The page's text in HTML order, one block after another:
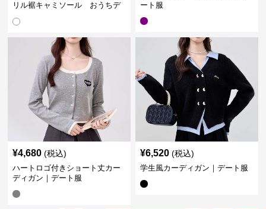
リル裾キャミソール おうちデ
ート服
¥4,680 (税込)
ハートロゴ付きショート丈カー
ディガン｜デート服
¥6,520 (税込)
学生風カーディガン｜デート服